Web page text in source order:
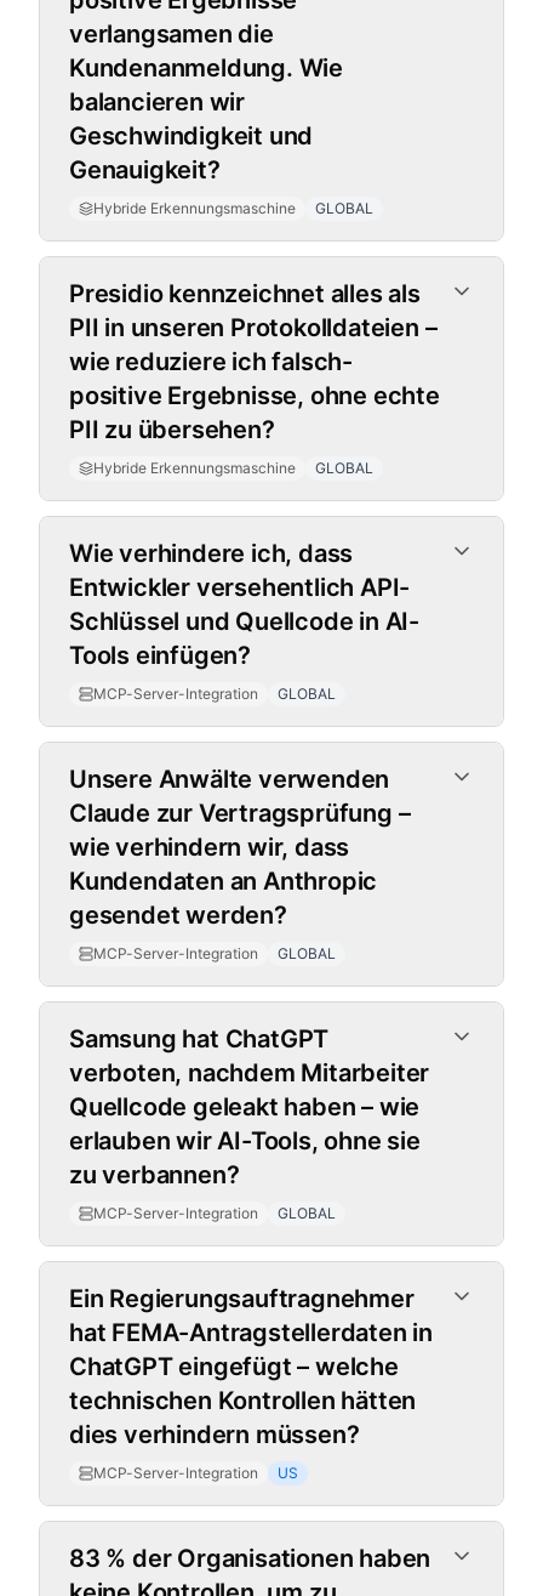
verlangsamen die
Kundenanmeldung. Wie
balancieren wir
Geschwindigkeit und
Genauigkeit?
Hybride Erkennungsmaschine GLOBAL
Presidio kennzeichnet alles als
PII in unseren Protokolldateien –
wie reduziere ich falsch-
positive Ergebnisse, ohne echte
PII zu übersehen?
Hybride Erkennungsmaschine GLOBAL
MCP-Server-Integration
Wie verhindere ich, dass
Entwickler versehentlich API-
Schlüssel und Quellcode in AI-
Tools einfügen?
MCP-Server-Integration GLOBAL
Unsere Anwälte verwenden
Claude zur Vertragsprüfung –
wie verhindern wir, dass
Kundendaten an Anthropic
gesendet werden?
MCP-Server-Integration GLOBAL
Samsung hat ChatGPT
verboten, nachdem Mitarbeiter
Quellcode geleakt haben – wie
erlauben wir AI-Tools, ohne sie
zu verbannen?
MCP-Server-Integration GLOBAL
Ein Regierungsauftragnehmer
hat FEMA-Antragstellerdaten in
ChatGPT eingefügt – welche
technischen Kontrollen hätten
dies verhindern müssen?
MCP-Server-Integration US
83 % der Organisationen haben